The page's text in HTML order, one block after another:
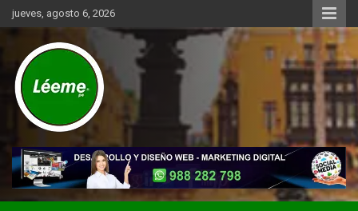
Skip
to
jueves, agosto 6, 2026
Léeme.pe
Noticias de actualidad del mundo distrital, vecinal, municipal y de
negocios a nivel de Lima Metropolitana, sin descuidar las noticias
de alcance nacional.